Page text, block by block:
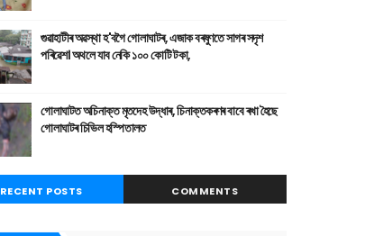
গুৱাহাটীৰ অৱস্থা হ'বগৈ গোলাঘাটৰ, এজাক বৰষুণতে সাগৰ সদৃশ
পৰিৱেশ। অথলে যাব নেকি ১০০ কোটি টকা,
গোলাঘাটত অচিনাক্ত মৃতদেহ উদ্ধাৰ, চিনাক্তকৰণৰ বাবে ৰখা হৈছে
গোলাঘাটৰ চিভিল হস্পিতালত
RECENT POSTS COMMENTS